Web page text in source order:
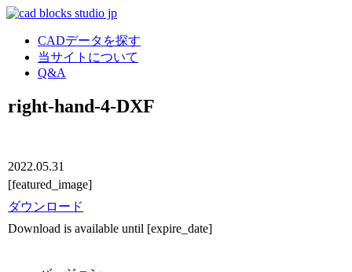
CADデータを探す
当サイトについて
Q&A
right-hand-4-DXF
2022.05.31
[featured_image]
ダウンロード
Download is available until [expire_date]